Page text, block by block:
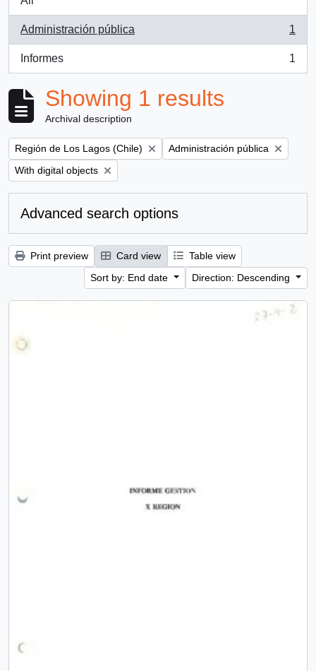
Administración pública
, 1 results
1
Informes
, 1 results
1
Showing 1 results
Archival description
Remove filter:
Región de Los Lagos (Chile) Remove filter:
Administración pública
Remove filter:
With digital objects
Advanced search options
Print preview Card view
Table view
Sort by: End date
Direction: Descending